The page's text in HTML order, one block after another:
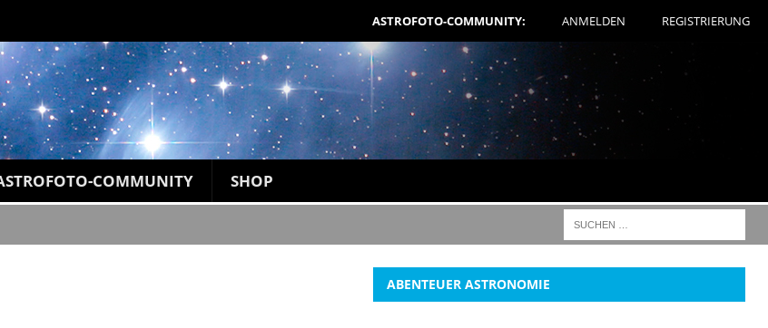
ASTROFOTO-COMMUNITY: ANMELDEN REGISTRIERUNG
COMMUNITY SHOP
ABENTEUER ASTRONOMIE